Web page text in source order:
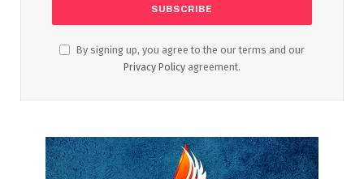
By signing up, you agree to the our terms and our
Privacy Policy agreement.